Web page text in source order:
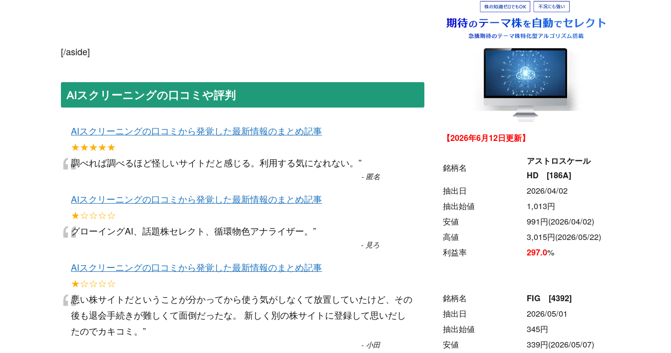
[/aside]
AIスクリーニングの口コミや評判
AIスクリーニングの口コミから発覚した最新情報のまとめ記事
★★★★★
“調べれば調べるほど怪しいサイトだと感じる。利用する気になれない。 ”
- 匿名
AIスクリーニングの口コミから発覚した最新情報のまとめ記事
★☆☆☆☆
“グローイングAI、話題株セレクト、循環物色アナライザー。 ”
- 見ろ
AIスクリーニングの口コミから発覚した最新情報のまとめ記事
★☆☆☆☆
“悪い株サイトだということが分かってから使う気がしなくて放置していたけど、その
後も退会手続きが難しくて面倒だったな。 新しく別の株サイトに登録して思いだし
たのでカキコミ。 ”
- 小田
【2026年6月12日更新】
銘柄名
アストロスケール
HD [186A]
抽出日
2026/04/02
抽出始値
1,013円
安値
991円(2026/04/02)
高値
3,015円(2026/05/22)
利益率
297.0%
銘柄名 FIG [4392]
抽出日
2026/05/01
抽出始値
345円
安値
339円(2026/05/07)